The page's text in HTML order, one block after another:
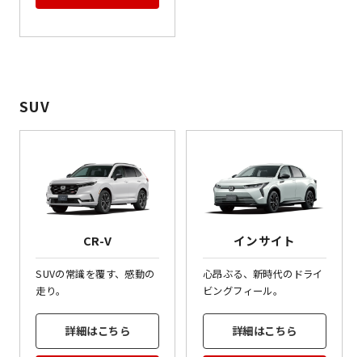
SUV
CR-V
SUVの常識を覆す、感動の
走り。
詳細はこちら
インサイト
心昂ぶる、新時代のドライ
ビングフィール。
詳細はこちら